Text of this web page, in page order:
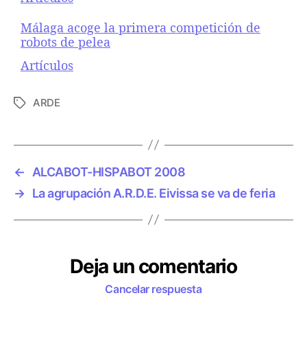
Málaga acoge la primera competición de
robots de pelea
Respecto a
Artículos
E
q
e
t
s
ARDE
←
ALCABOT-HISPABOT 2008
→ La agrupación A.R.D.E. Eivissa se va de feria
Deja un comentario
Cancelar respuesta